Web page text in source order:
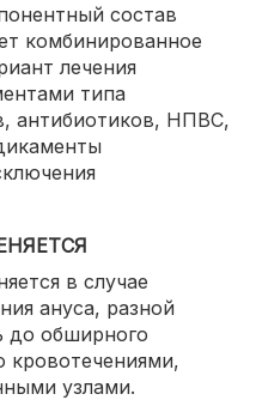
состав
комбинированное
лечения
типа
антибиотиков, НПВС,
в случае
ануса, разной
до обширного
кровотечениями,
узлами.